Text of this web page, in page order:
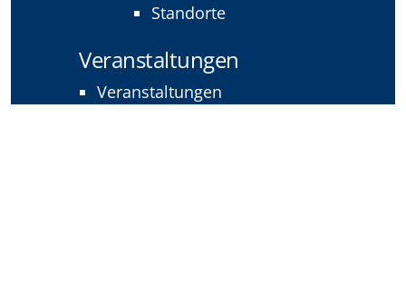
Standorte
Veranstaltungen
Veranstaltungen